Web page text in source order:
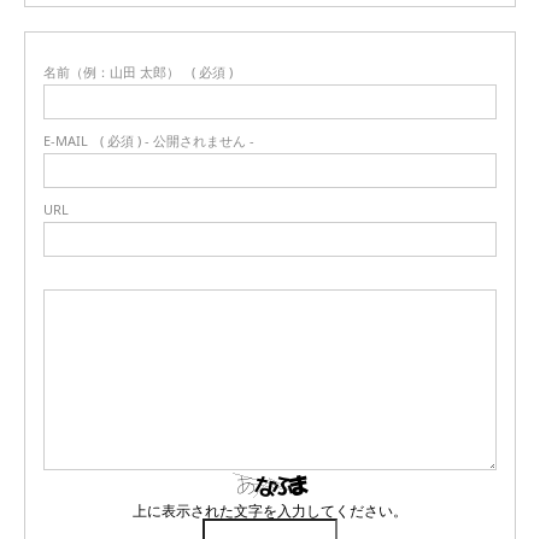
名前（例：山田 太郎） ( 必須 )
E-MAIL ( 必須 ) - 公開されません -
URL
上に表示された文字を入力してください。